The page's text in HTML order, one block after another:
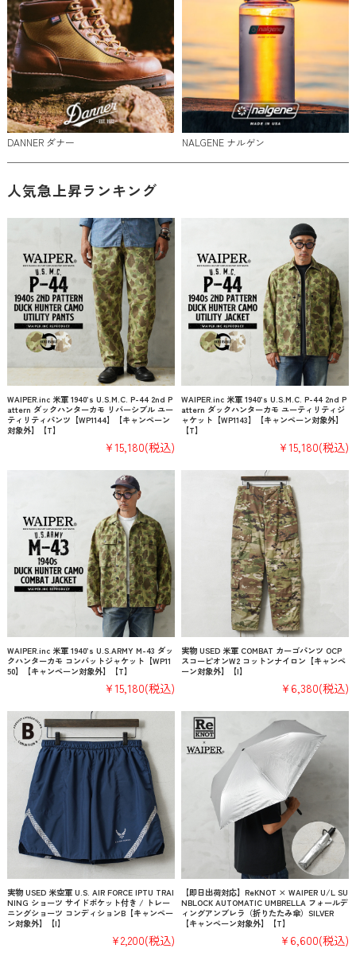
DANNER ダナー NALGENE ナルゲン
人気急上昇ランキング
WAIPER.inc 米軍 1940’s U.S.M.C. P-44 2nd P
attern ダックハンターカモ リバーシブル ユー
ティリティパンツ【WP1144】【キャンペーン
対象外】【T】
¥15,180(税込)
WAIPER.inc 米軍 1940’s U.S.M.C. P-44 2nd P
attern ダックハンターカモ ユーティリティジ
ャケット【WP1143】【キャンペーン対象外】
【T】
¥15,180(税込)
WAIPER.inc 米軍 1940’s U.S.ARMY M-43 ダッ
クハンターカモ コンバットジャケット【WP11
50】【キャンペーン対象外】【T】
¥15,180(税込)
実物 USED 米軍 COMBAT カーゴパンツ OCP
スコーピオンW2 コットンナイロン【キャンペ
ーン対象外】【I】
¥6,380(税込)
実物 USED 米空軍 U.S. AIR FORCE IPTU TRAI
NING ショーツ サイドポケット付き / トレー
ニングショーツ コンディションB【キャンペー
ン対象外】【I】
¥2,200(税込)
【即日出荷対応】ReKNOT × WAIPER U/L SU
NBLOCK AUTOMATIC UMBRELLA フォールデ
ィングアンブレラ（折りたたみ傘）SILVER
【キャンペーン対象外】【T】
¥6,600(税込)